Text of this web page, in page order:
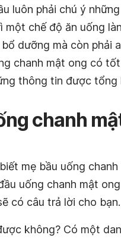
luôn phải chú ý
chế độ ăn uống
dưỡng mà còn phải
chanh mật ong có
thông tin được
chanh
mẹ bầu uống
uống chanh mật
có câu trả lời cho bạn.
không? Có một